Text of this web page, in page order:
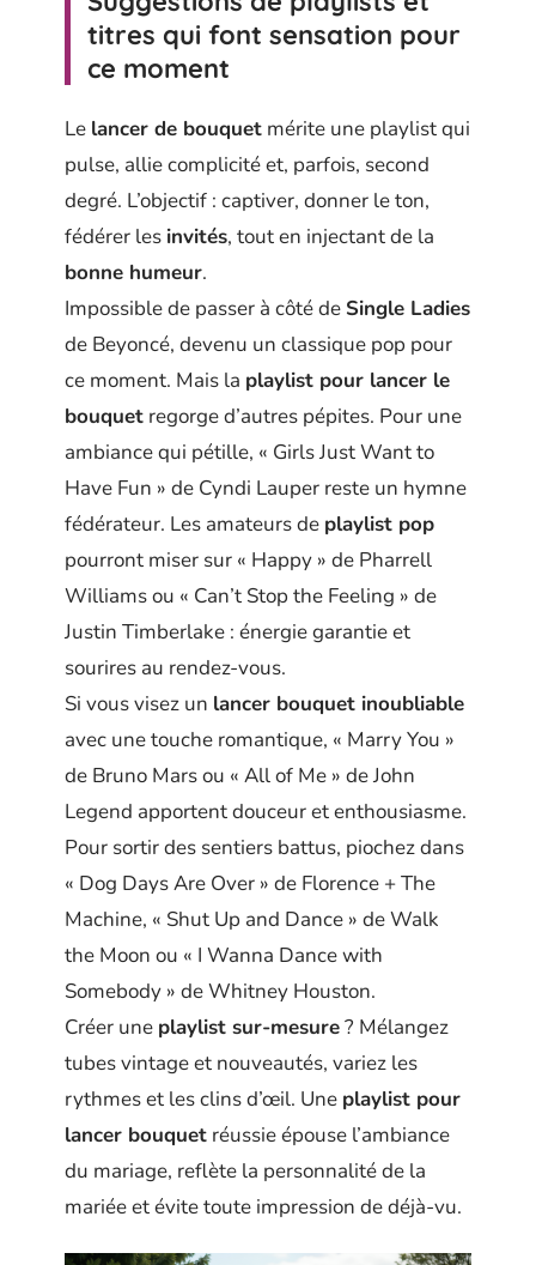
titres qui font sensation pour
ce moment
Le lancer de bouquet mérite une playlist qui
pulse, allie complicité et, parfois, second
degré. L’objectif : captiver, donner le ton,
fédérer les invités, tout en injectant de la
bonne humeur.
Impossible de passer à côté de Single Ladies
de Beyoncé, devenu un classique pop pour
ce moment. Mais la playlist pour lancer le
bouquet regorge d’autres pépites. Pour une
ambiance qui pétille, « Girls Just Want to
Have Fun » de Cyndi Lauper reste un hymne
fédérateur. Les amateurs de playlist pop
pourront miser sur « Happy » de Pharrell
Williams ou « Can’t Stop the Feeling » de
Justin Timberlake : énergie garantie et
sourires au rendez-vous.
Si vous visez un lancer bouquet inoubliable
avec une touche romantique, « Marry You »
de Bruno Mars ou « All of Me » de John
Legend apportent douceur et enthousiasme.
Pour sortir des sentiers battus, piochez dans
« Dog Days Are Over » de Florence + The
Machine, « Shut Up and Dance » de Walk
the Moon ou « I Wanna Dance with
Somebody » de Whitney Houston.
Créer une playlist sur-mesure? Mélangez
tubes vintage et nouveautés, variez les
rythmes et les clins d’œil. Une playlist pour
lancer bouquet réussie épouse l’ambiance
du mariage, reflète la personnalité de la
mariée et évite toute impression de déjà-vu.